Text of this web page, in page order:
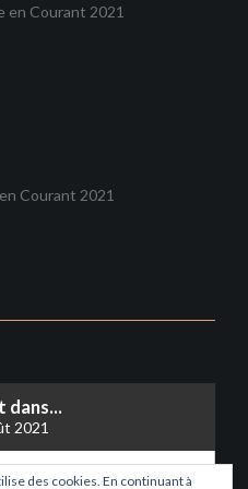
en Courant 2021
Courant 2021
dans...
2021
des cookies. En continuant à